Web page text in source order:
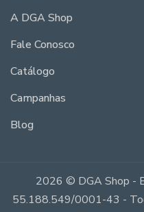
A DGA Shop
Fale Conosco
Catálogo
Campanhas
Blog
2026 © DGA Shop -
55.188.549/0001-43 -